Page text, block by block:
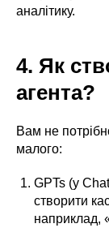
аналітику.
4. Як
агента?
Вам не
малого:
GPTs (у
створити
наприклад,